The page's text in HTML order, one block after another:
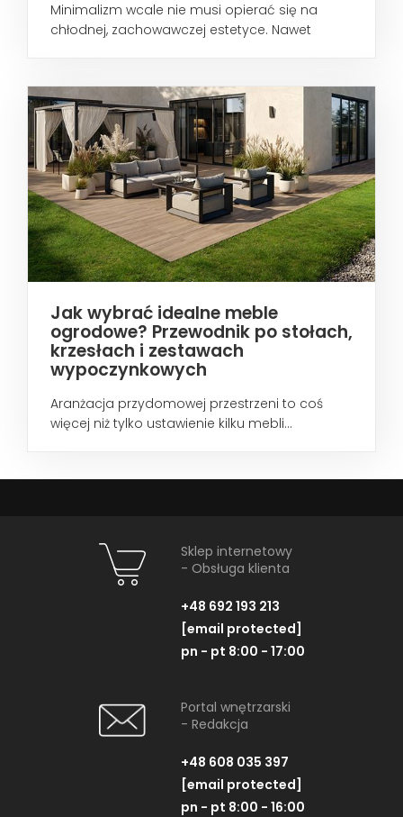
Minimalizm wcale nie musi opierać się na
chłodnej, zachowawczej estetyce. Nawet
Jak wybrać idealne meble
ogrodowe? Przewodnik po stołach,
krzesłach i zestawach
wypoczynkowych
Aranżacja przydomowej przestrzeni to coś
więcej niż tylko ustawienie kilku mebli...
Sklep internetowy
- Obsługa klienta
+48 692 193 213
[email protected]
pn - pt 8:00 - 17:00
Portal wnętrzarski
- Redakcja
+48 608 035 397
[email protected]
pn - pt 8:00 - 16:00